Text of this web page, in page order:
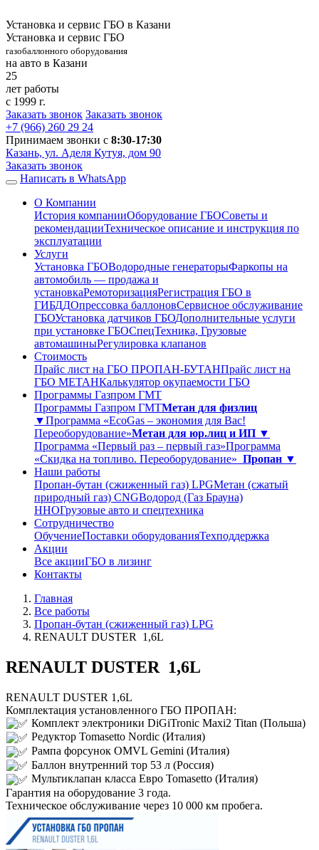
Установка и сервис ГБО в Казани
Установка и сервис ГБО
газобаллонного оборудования
на авто в Казани
25
лет работы
с 1999 г.
Заказать звонок Заказать звонок
+7 (966) 260 29 24
Принимаем звонки с 8:30-17:30
Казань, ул. Аделя Кутуя, дом 90
Заказать звонок
Написать в WhatsApp
О Компании
История компанииОборудование ГБОСоветы и
рекомендацииТехническое описание и инструкция по
эксплуатации
Услуги
Установка ГБОВодородные генераторыФаркопы на
автомобиль — продажа и
установкаРемоторизацияРегистрация ГБО в
ГИБДДОпрессовка баллоновСервисное обслуживание
ГБОУстановка датчиков ГБОДополнительные услуги
при установке ГБОСпецТехника, Грузовые
автомашиныРегулировка клапанов
Стоимость
Прайс лист на ГБО ПРОПАН-БУТАНПрайс лист на
ГБО МЕТАНКалькулятор окупаемости ГБО
Программы Газпром ГМТ
Программы Газпром ГМТМетан для физлиц
▼Программа «EcoGas – экономия для Вас!
Переоборудование»Метан для юр.лиц и ИП ▼
Программа «Первый раз – первый газ»Программа
«Скидка на топливо. Переоборудование» Пропан ▼
Наши работы
Пропан-бутан (сжиженный газ) LPGМетан (сжатый
природный газ) CNGВодород (Газ Брауна)
ННОГрузовые авто и спецтехника
Сотрудничество
ОбучениеПоставки оборудованияТехподдержка
Акции
Все акцииГБО в лизинг
Контакты
Главная
Все работы
Пропан-бутан (сжиженный газ) LPG
RENAULT DUSTER 1,6L
RENAULT DUSTER 1,6L
RENAULT DUSTER 1,6L
Комплектация установленного ГБО ПРОПАН:
Комплект электроники DiGiTronic Maxi2 Titan (Польша)
Редуктор Tomasetto Nordic (Италия)
Рампа форсунок OMVL Gemini (Италия)
Баллон внутренний тор 53 л (Россия)
Мультиклапан класса Евро Tomasetto (Италия)
Гарантия на оборудование 3 года.
Техническое обслуживание через 10 000 км пробега.